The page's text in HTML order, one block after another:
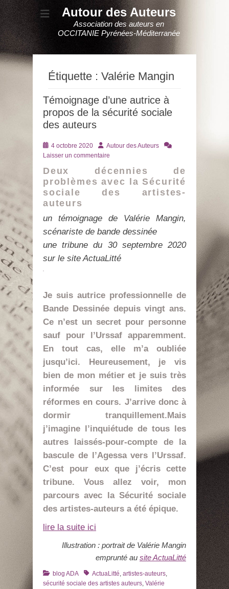
Autour des Auteurs
Association des auteurs en
OCCITANIE Pyrénées-Méditerranée
Étiquette : Valérie Mangin
Témoignage d’une autrice à
propos de la sécurité sociale
des auteurs
Posté
le
4 octobre 2020 AuteurAutour des Auteurs
Laisser un commentaire
Deux décennies de
problèmes avec la Sécurité
sociale des artistes-
auteurs
un témoignage de Valérie Mangin,
scénariste de bande dessinée
une tribune du 30 septembre 2020
sur le site ActuaLitté
Je suis autrice professionnelle de
Bande Dessinée depuis vingt ans.
Ce n’est un secret pour personne
sauf pour l’Urssaf apparemment.
En tout cas, elle m’a oubliée
jusqu’ici. Heureusement, je vis
bien de mon métier et je suis très
informée sur les limites des
réformes en cours. J’arrive donc à
dormir tranquillement.Mais
j’imagine l’inquiétude de tous les
autres laissés-pour-compte de la
bascule de l’Agessa vers l’Urssaf.
C’est pour eux que j’écris cette
tribune. Vous allez voir, mon
parcours avec la Sécurité sociale
des artistes-auteurs a été épique.
lire la suite ici
Illustration : portrait de Valérie Mangin
emprunté au site ActuaLitté
Catégories
blog ADA TagsActuaLitté, artistes-auteurs,
sécurité sociale des artistes auteurs, Valérie